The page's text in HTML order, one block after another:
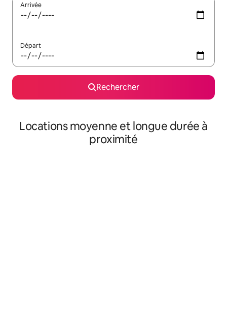
Arrivée
Départ
Rechercher
Locations moyenne et longue durée à
proximité